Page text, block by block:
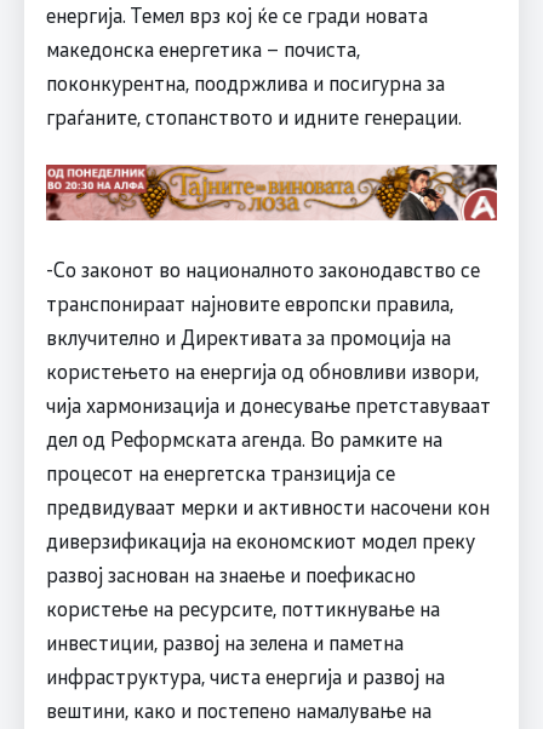
енергија. Темел врз кој ќе се гради новата
македонска енергетика – почиста,
поконкурентна, поодржлива и посигурна за
граѓаните, стопанството и идните генерации.
-Со законот во националното законодавство се
транспонираат најновите европски правила,
вклучително и Директивата за промоција на
користењето на енергија од обновливи извори,
чија хармонизација и донесување претставуваат
дел од Реформската агенда. Во рамките на
процесот на енергетска транзиција се
предвидуваат мерки и активности насочени кон
диверзификација на економскиот модел преку
развој заснован на знаење и поефикасно
користење на ресурсите, поттикнување на
инвестиции, развој на зелена и паметна
инфраструктура, чиста енергија и развој на
вештини, како и постепено намалување на